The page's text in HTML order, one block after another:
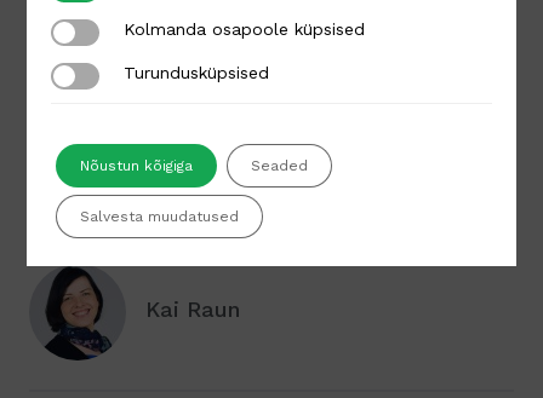
Autor
Kai Raun
Kolmanda osapoole küpsised
Kolmanda osapoole küpsised
Turundusküpsised
Turundusküpsised
Nõustun kõigiga Seaded
Salvesta muudatused